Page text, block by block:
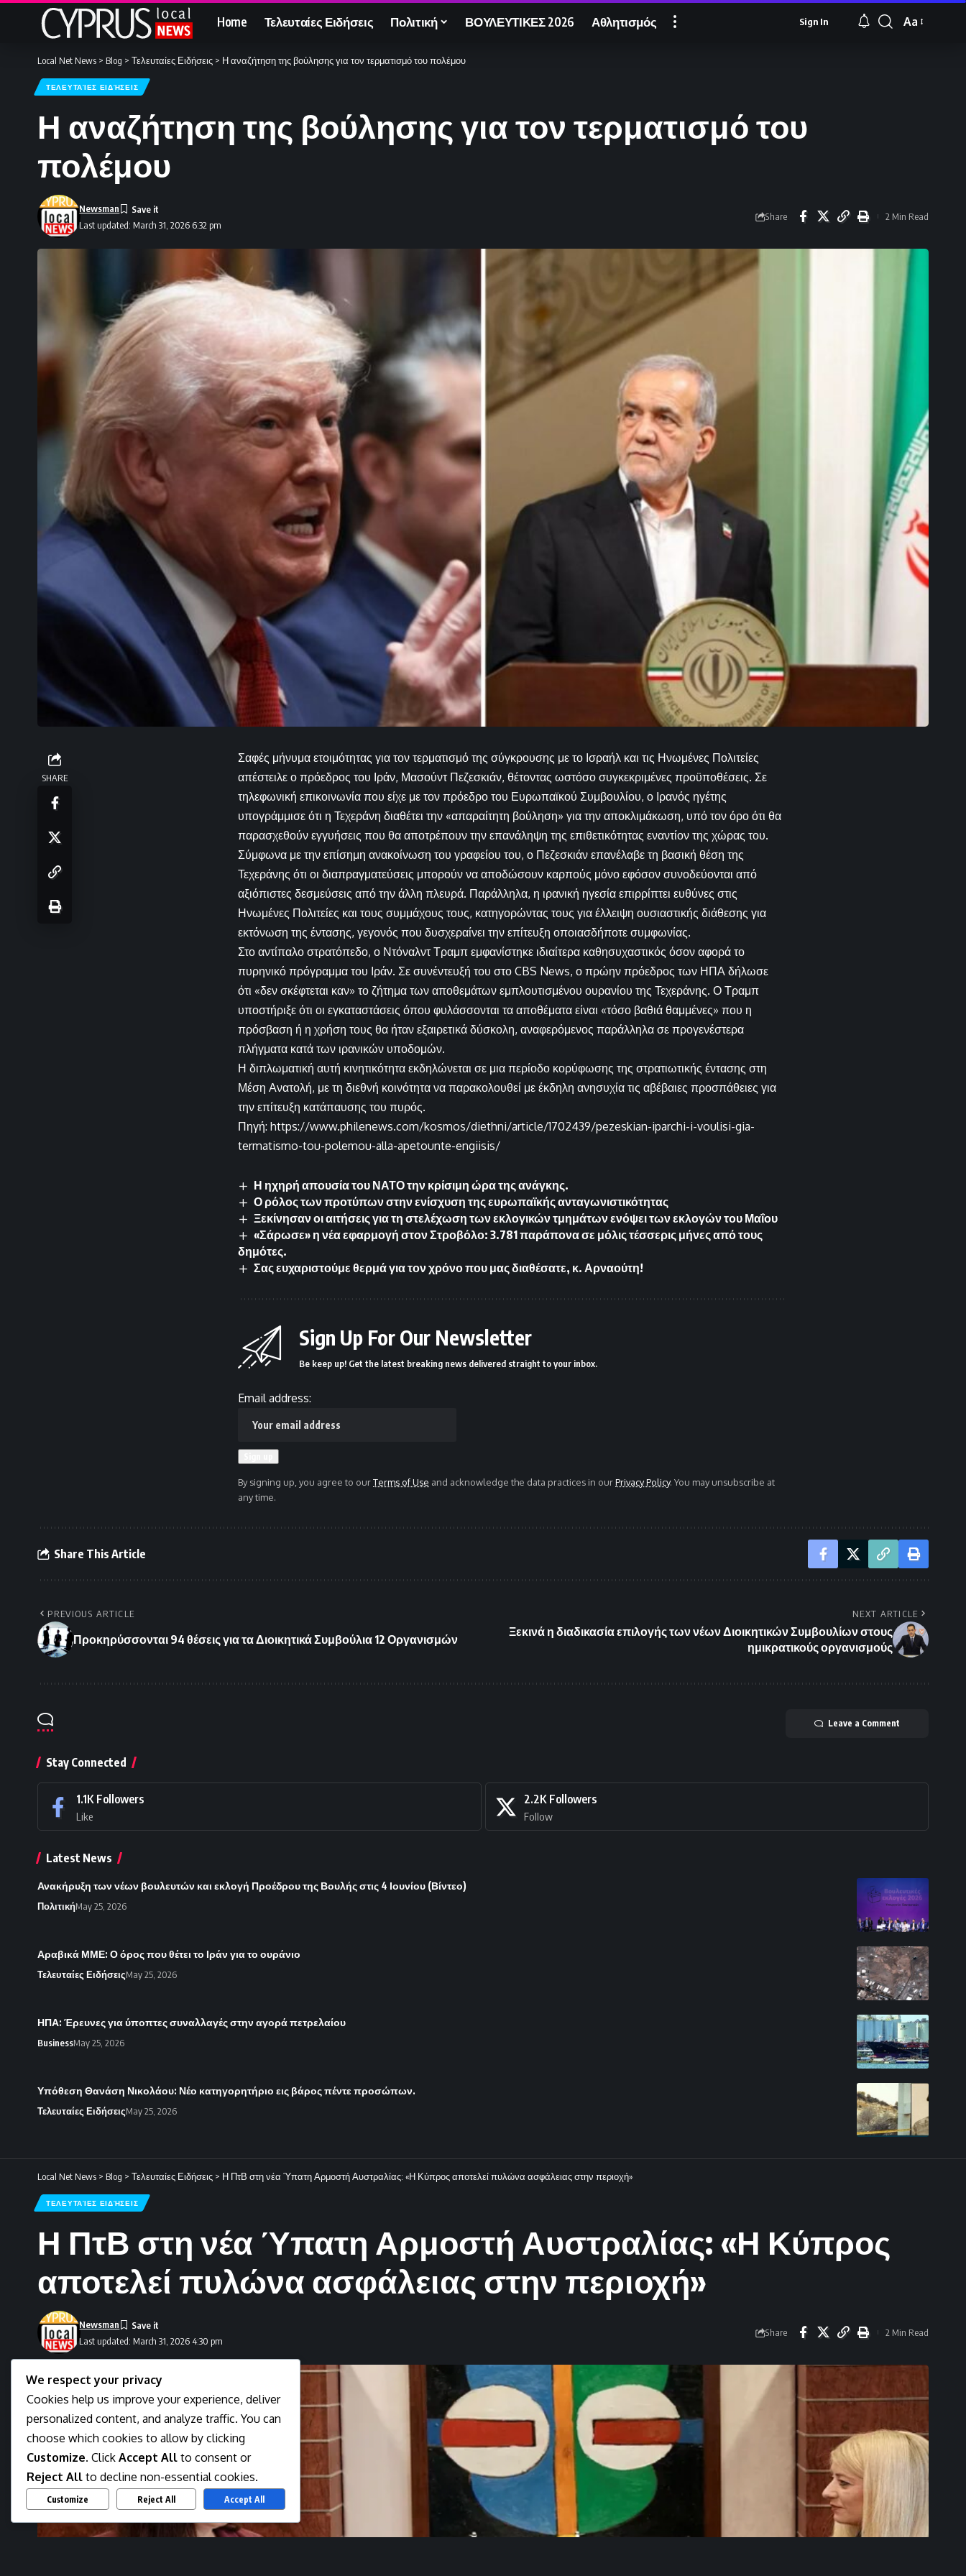
Home Τελευταίες Ειδήσεις Πολιτική ΒΟΥΛΕΥΤΙΚΕΣ 2026 Αθλητισμός Sign In
Font
Aa
Local Net News > Blog > Τελευταίες Ειδήσεις > Η αναζήτηση της βούλησης για τον τερματισμό του πολέμου
ΤΕΛΕΥΤΑΊΕΣ ΕΙΔΉΣΕΙΣ
Η αναζήτηση της βούλησης για τον τερματισμό του
πολέμου
Last updated: March 31, 2026 6:32 pm
Newsman
Share 2 Min Read
SHARE
Σαφές μήνυμα ετοιμότητας για τον τερματισμό της σύγκρουσης με το Ισραήλ και τις Ηνωμένες Πολιτείες
απέστειλε ο πρόεδρος του Ιράν, Μασούντ Πεζεσκιάν, θέτοντας ωστόσο συγκεκριμένες προϋποθέσεις. Σε
τηλεφωνική επικοινωνία που είχε με τον πρόεδρο του Ευρωπαϊκού Συμβουλίου, ο Ιρανός ηγέτης
υπογράμμισε ότι η Τεχεράνη διαθέτει την «απαραίτητη βούληση» για την αποκλιμάκωση, υπό τον όρο ότι θα
παρασχεθούν εγγυήσεις που θα αποτρέπουν την επανάληψη της επιθετικότητας εναντίον της χώρας του.
Σύμφωνα με την επίσημη ανακοίνωση του γραφείου του, ο Πεζεσκιάν επανέλαβε τη βασική θέση της
Τεχεράνης ότι οι διαπραγματεύσεις μπορούν να αποδώσουν καρπούς μόνο εφόσον συνοδεύονται από
αξιόπιστες δεσμεύσεις από την άλλη πλευρά. Παράλληλα, η ιρανική ηγεσία επιρρίπτει ευθύνες στις
Ηνωμένες Πολιτείες και τους συμμάχους τους, κατηγορώντας τους για έλλειψη ουσιαστικής διάθεσης για
εκτόνωση της έντασης, γεγονός που δυσχεραίνει την επίτευξη οποιασδήποτε συμφωνίας.
Στο αντίπαλο στρατόπεδο, ο Ντόναλντ Τραμπ εμφανίστηκε ιδιαίτερα καθησυχαστικός όσον αφορά το
πυρηνικό πρόγραμμα του Ιράν. Σε συνέντευξή του στο CBS News, ο πρώην πρόεδρος των ΗΠΑ δήλωσε
ότι «δεν σκέφτεται καν» το ζήτημα των αποθεμάτων εμπλουτισμένου ουρανίου της Τεχεράνης. Ο Τραμπ
υποστήριξε ότι οι εγκαταστάσεις όπου φυλάσσονται τα αποθέματα είναι «τόσο βαθιά θαμμένες» που η
πρόσβαση ή η χρήση τους θα ήταν εξαιρετικά δύσκολη, αναφερόμενος παράλληλα σε προγενέστερα
πλήγματα κατά των ιρανικών υποδομών.
Η διπλωματική αυτή κινητικότητα εκδηλώνεται σε μια περίοδο κορύφωσης της στρατιωτικής έντασης στη
Μέση Ανατολή, με τη διεθνή κοινότητα να παρακολουθεί με έκδηλη ανησυχία τις αβέβαιες προσπάθειες για
την επίτευξη κατάπαυσης του πυρός.
Πηγή: https://www.philenews.com/kosmos/diethni/article/1702439/pezeskian-iparchi-i-voulisi-gia-
termatismo-tou-polemou-alla-apetounte-engiisis/
Η ηχηρή απουσία του ΝΑΤΟ την κρίσιμη ώρα της ανάγκης.
Ο ρόλος των προτύπων στην ενίσχυση της ευρωπαϊκής ανταγωνιστικότητας
Ξεκίνησαν οι αιτήσεις για τη στελέχωση των εκλογικών τμημάτων ενόψει των εκλογών του Μαΐου
«Σάρωσε» η νέα εφαρμογή στον Στροβόλο: 3.781 παράπονα σε μόλις τέσσερις μήνες από τους
δημότες.
Σας ευχαριστούμε θερμά για τον χρόνο που μας διαθέσατε, κ. Αρναούτη!
Sign Up For Our Newsletter
Be keep up! Get the latest breaking news delivered straight to your inbox.
Email address:
By signing up, you agree to ourTerms of Use and acknowledge the data practices in ourPrivacy Policy. You may unsubscribe at
any time.
Share This Article
PREVIOUS ARTICLE
Προκηρύσσονται 94 θέσεις για τα Διοικητικά Συμβούλια 12 Οργανισμών
NEXT ARTICLE
Ξεκινά η διαδικασία επιλογής των νέων Διοικητικών Συμβουλίων στους
ημικρατικούς οργανισμούς
Leave a Comment
Stay Connected
1.1K Followers
Like
2.2K Followers
Follow
Latest News
Ανακήρυξη των νέων βουλευτών και εκλογή Προέδρου της Βουλής στις 4 Ιουνίου (Βίντεο)
ΠολιτικήMay 25, 2026
Αραβικά ΜΜΕ: Ο όρος που θέτει το Ιράν για το ουράνιο
Τελευταίες ΕιδήσειςMay 25, 2026
ΗΠΑ: Έρευνες για ύποπτες συναλλαγές στην αγορά πετρελαίου
BusinessMay 25, 2026
Υπόθεση Θανάση Νικολάου: Νέο κατηγορητήριο εις βάρος πέντε προσώπων.
Τελευταίες ΕιδήσειςMay 25, 2026
Local Net News > Blog > Τελευταίες Ειδήσεις > Η ΠτΒ στη νέα Ύπατη Αρμοστή Αυστραλίας: «Η Κύπρος αποτελεί πυλώνα ασφάλειας στην περιοχή»
ΤΕΛΕΥΤΑΊΕΣ ΕΙΔΉΣΕΙΣ
Η ΠτΒ στη νέα Ύπατη Αρμοστή Αυστραλίας: «Η Κύπρος
αποτελεί πυλώνα ασφάλειας στην περιοχή»
Last updated: March 31, 2026 4:30 pm
Newsman
Share 2 Min Read
We respect your privacy
Cookies help us improve your experience, deliver
personalized content, and analyze traffic. You can
choose which cookies to allow by clicking
Customize. Click Accept All to consent or
Reject All to decline non-essential cookies.
Customize Reject All Accept All